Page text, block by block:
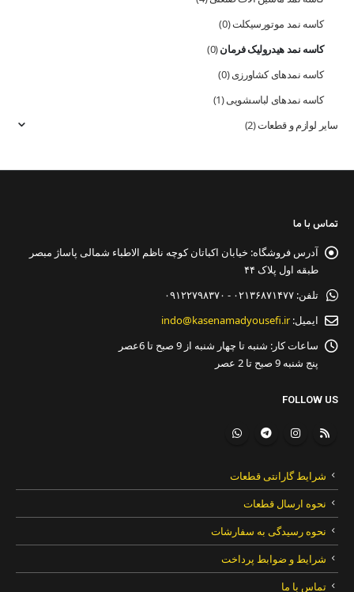
کاسه نمد موتورسیکلت(0)
کاسه نمد هیدرولیک فرمان(0)
کاسه نمدهای کشاورزی(0)
کاسه نمدهای لباسشویی(1)
سایر لوازم و قطعات(2)
تماس با ما
آدرس فروشگاه: خیابان اکباتان کوچه ناظم الاطباء شمالی پاساژ مبصر
طبقه اول پلاک ۴۴
تلفن: ۰۲۱۳۶۸۷۱۴۷۷ - ۰۹۱۲۲۷۹۸۳۷۰
ایمیل: indo@kasenamadyousefi.ir
ساعات کار: شنبه تا چهار شنبه از 9 صبح تا 6عصر
پنج شنبه 9 صبح تا 2 عصر
FOLLOW US
شرایط گارانتی قطعات
نحوه ارسال قطعات
نحوه رسیدگی به سفارشات
شرایط و ضوابط پرداخت
تماس با ما